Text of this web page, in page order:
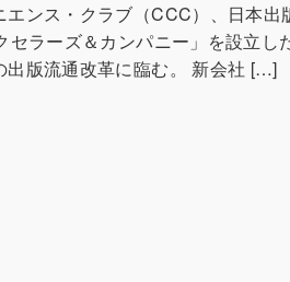
ンス・クラブ（CCC）、日本出
ラーズ＆カンパニー」を設立し
出版流通改革に臨む。 新会社 […]